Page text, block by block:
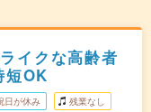
イクな高齢者
短OK
日が休み 残業なし